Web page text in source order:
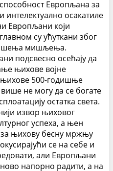
Европљана за
осакатиле
Европљани који
су ућуткани због
мишљења.
подсвесно осећају да
њихове војне
500-годишње
не могу да се богате
остатка света.
извор њиховог
успеха, а њен
за њихову бесну мржњу
се на себе и
али Европљани
напорно радити, а на